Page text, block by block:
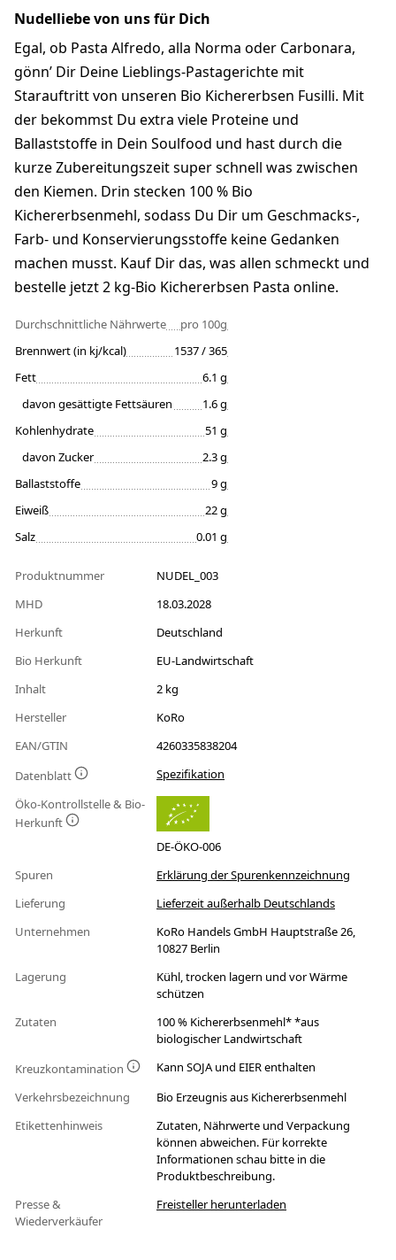
Nudelliebe von uns für Dich
Egal, ob Pasta Alfredo, alla Norma oder Carbonara,
gönn’ Dir Deine Lieblings-Pastagerichte mit
Starauftritt von unseren Bio Kichererbsen Fusilli. Mit
der bekommst Du extra viele Proteine und
Ballaststoffe in Dein Soulfood und hast durch die
kurze Zubereitungszeit super schnell was zwischen
den Kiemen. Drin stecken 100 % Bio
Kichererbsenmehl, sodass Du Dir um Geschmacks-,
Farb- und Konservierungsstoffe keine Gedanken
machen musst. Kauf Dir das, was allen schmeckt und
bestelle jetzt 2 kg-Bio Kichererbsen Pasta online.
Durchschnittliche Nährwerte
pro 100g
Brennwert (in kj/kcal)
1537 / 365
Fett
6.1 g
davon gesättigte Fettsäuren
1.6 g
Kohlenhydrate
51 g
davon Zucker
2.3 g
Ballaststoffe
9 g
Eiweiß
22 g
Salz
0.01 g
Produktnummer
NUDEL_003
MHD
18.03.2028
Herkunft
Deutschland
Bio Herkunft
EU-Landwirtschaft
Inhalt
2 kg
Hersteller
KoRo
EAN/GTIN
4260335838204
Datenblatt
Spezifikation
Öko-Kontrollstelle & Bio-
Herkunft
DE-ÖKO-006
Spuren
Erklärung der Spurenkennzeichnung
Lieferung
Lieferzeit außerhalb Deutschlands
Unternehmen
KoRo Handels GmbH Hauptstraße 26,
10827 Berlin
Lagerung
Kühl, trocken lagern und vor Wärme
schützen
Zutaten
100 % Kichererbsenmehl* *aus
biologischer Landwirtschaft
Kreuzkontamination
Kann SOJA und EIER enthalten
Verkehrsbezeichnung
Bio Erzeugnis aus Kichererbsenmehl
Etikettenhinweis
Zutaten, Nährwerte und Verpackung
können abweichen. Für korrekte
Informationen schau bitte in die
Produktbeschreibung.
Presse &
Wiederverkäufer
Freisteller herunterladen